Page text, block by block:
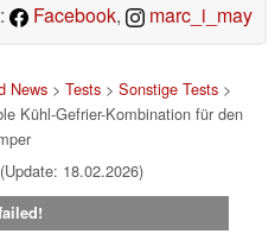
Facebook, marc_i_may
News> Tests> Sonstige Tests>
Kühl-Gefrier-Kombination für den
18.02.2026)